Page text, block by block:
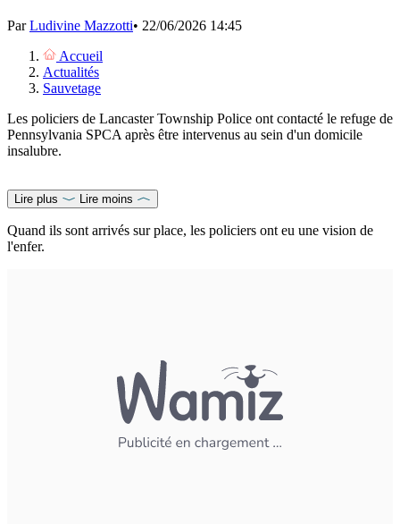
ParLudivine Mazzotti• 22/06/2026 14:45
Accueil
Actualités
Sauvetage
Les policiers de Lancaster Township Police ont contacté le refuge de
Pennsylvania SPCA après être intervenus au sein d'un domicile
insalubre.
Lire plus Lire moins
Quand ils sont arrivés sur place, les policiers ont eu une vision de
l'enfer.